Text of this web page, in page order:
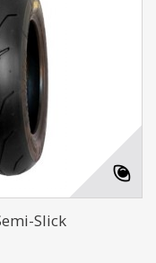
Slick